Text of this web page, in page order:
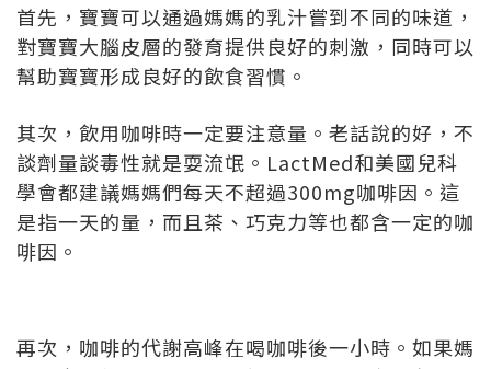
首先，寶寶可以通過媽媽的乳汁嘗到不同的味道，
對寶寶大腦皮層的發育提供良好的刺激，同時可以
幫助寶寶形成良好的飲食習慣。
其次，飲用咖啡時一定要注意量。老話說的好，不
談劑量談毒性就是耍流氓。LactMed和美國兒科
學會都建議媽媽們每天不超過300mg咖啡因。這
是指一天的量，而且茶、巧克力等也都含一定的咖
啡因。
再次，咖啡的代謝高峰在喝咖啡後一小時。如果媽